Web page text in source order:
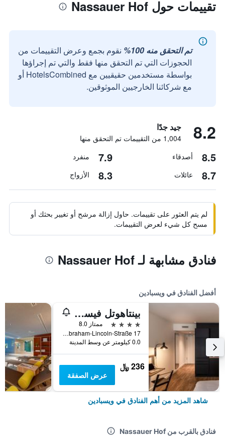
تقييمات حول Nassauer Hof
تم التحقق منه 100%
نقوم بجمع وعرض التقييمات من
الحجوزات التي تم التحقق منها فقط والتي تم إجراؤها
بواسطة مستخدمين حقيقيين مع HotelsCombined أو
مع شركائنا الخارجيين الموثوقين.
8.2 جيد جدًا
1,004 من التقييمات تم التحقق منها
8.5 أصدقاء 7.9 منفرد
8.7 عائلات 8.3 الأزواج
لم يتم العثور على تقييمات. حاول إزالة مرشح أو تغيير بحثك أو
مسح كل شيء لعرض التقييمات.
فنادق مشابهة لـ Nassauer Hof
أفضل الفنادق في ويسبادين
بينتاهوتل فيسبادن
4 نجوم
ممتاز 8.0
Abraham-Lincoln-Straße 17, ويسبادين, هسه, ألمانيا
0.0 كيلومتر عن وسط المدينة
236 ﷼
عرض الصفقة
شاهد المزيد من أهم الفنادق في ويسبادين
فنادق بالقرب من Nassauer Hof